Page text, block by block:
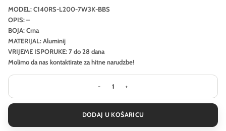
MODEL: C140RS-L200-7W3K-BBS
OPIS: –
BOJA: Crna
MATERIJAL: Aluminij
VRIJEME ISPORUKE: 7 do 28 dana
Molimo da nas kontaktirate za hitne narudzbe!
Ugradbena svjetiljka Technical
DODAJ U KOŠARICU